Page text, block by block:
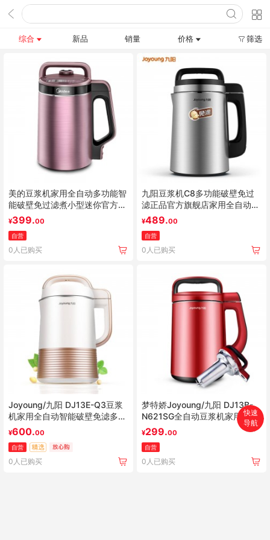
综合 新品 销量 价格 筛选
美的豆浆机家用全自动多功能智
能破壁免过滤煮小型迷你官方正
品
¥399.00
自营
0人已购买
九阳豆浆机C8多功能破壁免过
滤正品官方旗舰店家用全自动智
能免煮
¥489.00
自营
0人已购买
Joyoung/九阳 DJ13E-Q3豆浆
机家用全自动智能破壁免滤多功
能预约
¥600.00
自营
0人已购买
梦特娇Joyoung/九阳 DJ13B-
N621SG全自动豆浆机家用特价
正品旗舰店智能 会做饭煲汤 易
清洗 双层全钢 无网研磨
¥299.00
自营
0人已购买
首页
搜索
快速
导航